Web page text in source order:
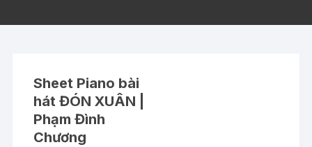
Sheet Piano bài
hát ĐÓN XUÂN |
Phạm Đình
Chương